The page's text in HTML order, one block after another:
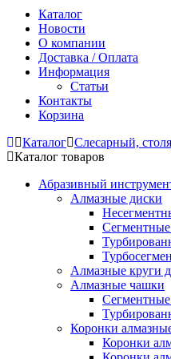
Каталог
Новости
О компании
Доставка / Оплата
Информация
Статьи
Контакты
Корзина
Каталог Слесарный,
Каталог товаров
Абразивный
Алмазные диски
Алмазные круги
Алмазные чашки
Коронки
Коронки